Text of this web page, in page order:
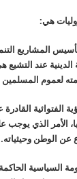
هي:
المشاريع
عند التشيع
لعموم
الفتوائية
الأمر الذي يوجب
عن الوطن وحيثياته.
السياسية